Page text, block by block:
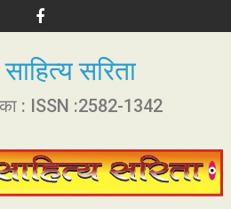
सरिता
: ISSN :2582-1342